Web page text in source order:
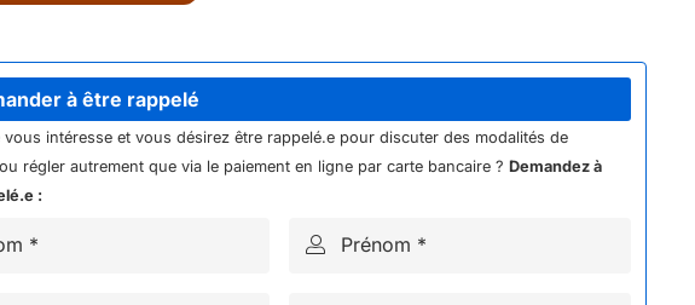
à être rappelé
vous intéresse et vous désirez être rappelé.e pour discuter des modalités de
régler autrement que via le paiement en ligne par carte bancaire ? Demandez à
:
* Prénom *